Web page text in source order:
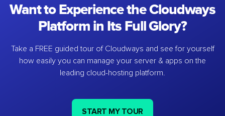
Want to Experience the Cloudways
Platform in Its Full Glory?
Take a FREE guided tour of Cloudways and see for yourself
how easily you can manage your server & apps on the
leading cloud-hosting platform.
START MY TOUR